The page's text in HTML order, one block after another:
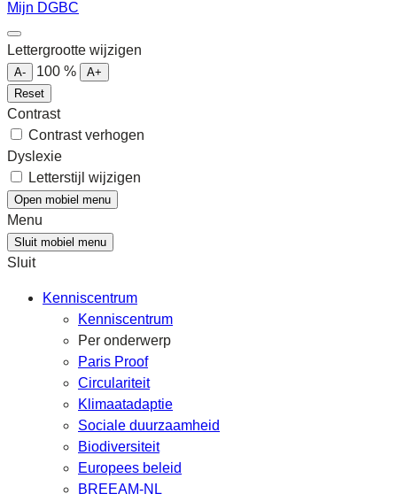
Mijn DGBC
Lettergrootte wijzigen
A- 100 %
A+
Reset
Contrast
Contrast verhogen
Dyslexie
Letterstijl wijzigen
Open mobiel menu
Menu
Sluit mobiel menu
Sluit
Kenniscentrum
Kenniscentrum
Per onderwerp
Paris Proof
Circulariteit
Klimaatadaptie
Sociale duurzaamheid
Biodiversiteit
Europees beleid
BREEAM-NL